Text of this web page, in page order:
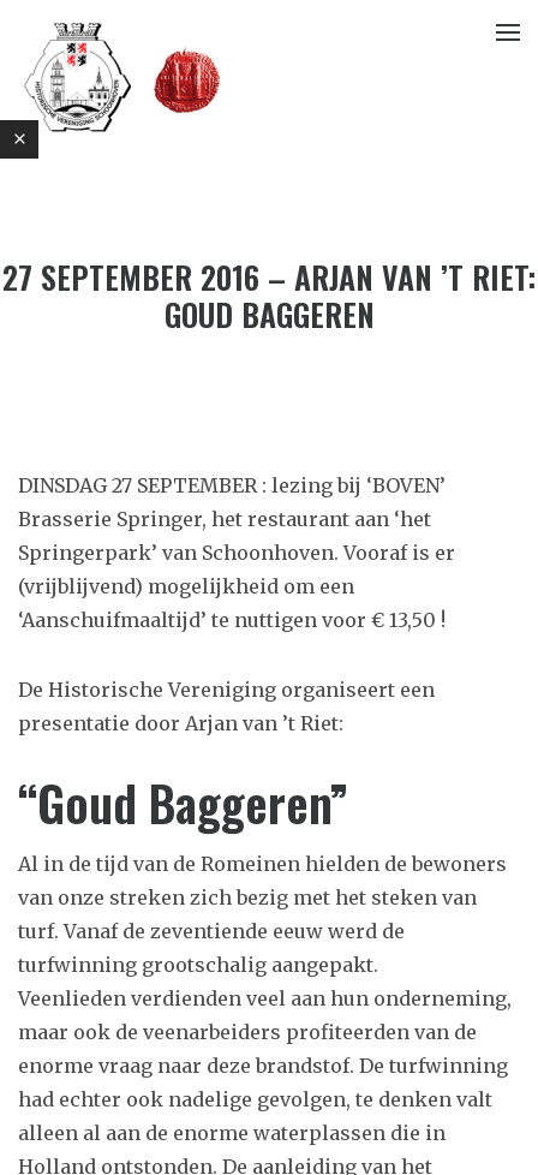
27 SEPTEMBER 2016 – ARJAN VAN ’T RIET:
GOUD BAGGEREN
DINSDAG 27 SEPTEMBER : lezing bij ‘BOVEN’
Brasserie Springer, het restaurant aan ‘het
Springerpark’ van Schoonhoven. Vooraf is er
(vrijblijvend) mogelijkheid om een
‘Aanschuifmaaltijd’ te nuttigen voor € 13,50 !
De Historische Vereniging organiseert een
presentatie door Arjan van ’t Riet:
“Goud Baggeren”
Al in de tijd van de Romeinen hielden de bewoners
van onze streken zich bezig met het steken van
turf. Vanaf de zeventiende eeuw werd de
turfwinning grootschalig aangepakt.
Veenlieden verdienden veel aan hun onderneming,
maar ook de veenarbeiders profiteerden van de
enorme vraag naar deze brandstof. De turfwinning
had echter ook nadelige gevolgen, te denken valt
alleen al aan de enorme waterplassen die in
Holland ontstonden. De aanleiding van het